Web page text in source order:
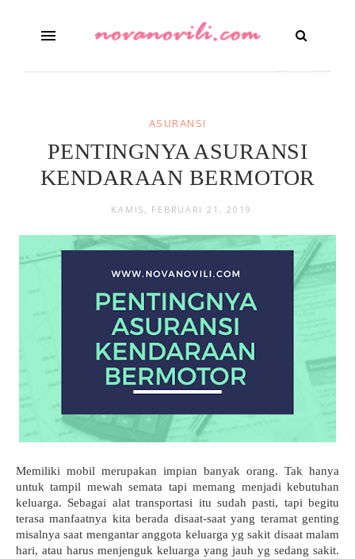
ASURANSI
PENTINGNYA ASURANSI
KENDARAAN BERMOTOR
KAMIS, FEBRUARI 21, 2019
Memiliki mobil merupakan impian banyak orang. Tak hanya
untuk tampil mewah semata tapi memang menjadi kebutuhan
keluarga. Sebagai alat transportasi itu sudah pasti, tapi begitu
terasa manfaatnya kita berada disaat-saat yang teramat genting
misalnya saat mengantar anggota keluarga yg sakit disaat malam
hari, atau harus menjenguk keluarga yang jauh yg sedang sakit.